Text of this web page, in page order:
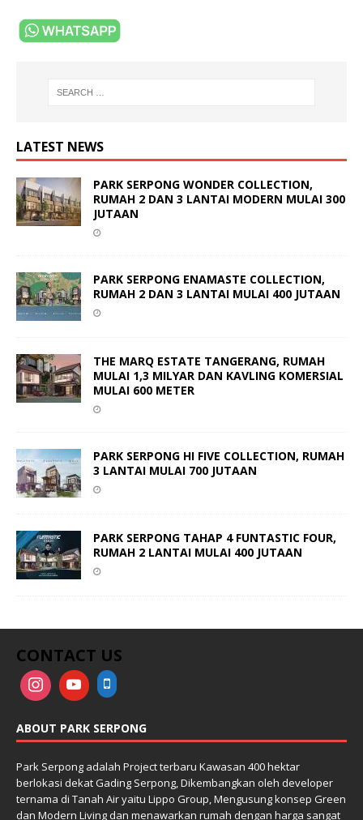
LATEST NEWS
PARK SERPONG WONDER COLLECTION,
RUMAH 2 DAN 3 LANTAI MODERN MULAI 300
JUTAAN
PARK SERPONG ENAMASTE COLLECTION,
RUMAH 2 DAN 3 LANTAI MULAI 400 JUTAAN
THE MARQ ESTATE TANGERANG, RUMAH
MULAI 1,3 MILYAR DAN KAVLING KOMERSIAL
MULAI 600 METER
PARK SERPONG HI FIVE COLLECTION, RUMAH
3 LANTAI MULAI 700 JUTAAN
PARK SERPONG TAHAP 4 FUNTASTIC FOUR,
RUMAH 2 LANTAI MULAI 400 JUTAAN
CONTACT US
ABOUT PARK SERPONG
Park Serpong adalah Project terbaru Kawasan 400 hektar
berlokasi dekat Gading Serpong, Dikembangkan oleh developer
ternama di Tanah Air yaitu Lippo Group, Mengusung konsep Green
dan Modern Living dan menawarkan rumah dengan harga sangat